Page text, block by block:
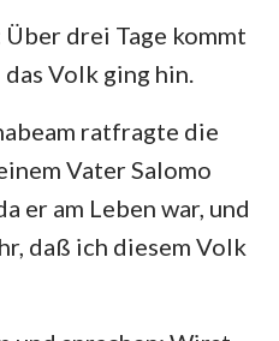
Über drei Tage kommt
Volk ging hin.
ratfragte die
Vater Salomo
er am Leben war, und
daß ich diesem Volk